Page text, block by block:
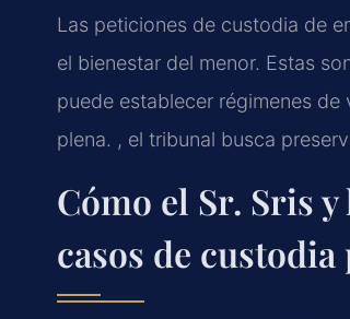
Las peticiones de custodia de
el bienestar del menor. Estas
puede establecer régimenes
plena. , el tribunal busca
Cómo el Sr. Sris
casos de